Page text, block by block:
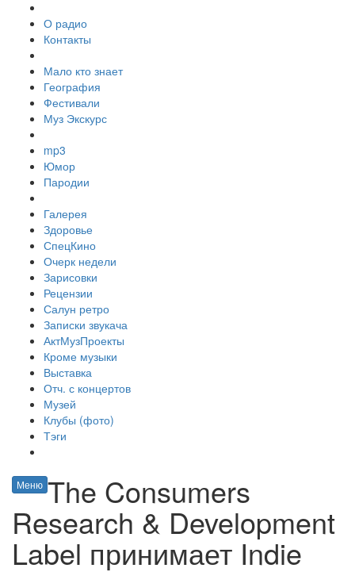
О радио
Контакты
Мало кто знает
География
Фестивали
Муз Экскурс
mp3
Юмор
Пародии
Галерея
Здоровье
СпецКино
Очерк недели
Зарисовки
Рецензии
Салун ретро
Записки звукача
АктМузПроекты
Кроме музыки
Выставка
Отч. с концертов
Музей
Клубы (фото)
Тэги
Меню The Consumers
Research & Development
Label принимает Indie